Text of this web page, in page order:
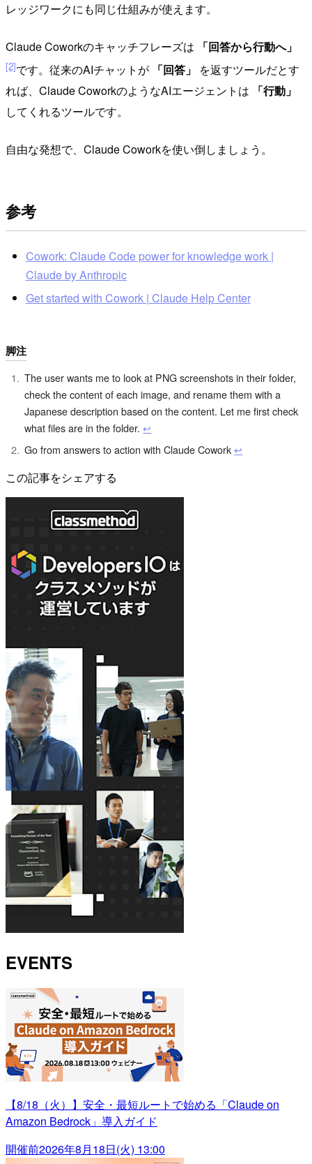
レッジワークにも同じ仕組みが使えます。
Claude Coworkのキャッチフレーズは 「回答から行動へ」
[2]です。従来のAIチャットが 「回答」
を返すツールだとす
れば、Claude CoworkのようなAIエージェントは
「行動」
してくれるツールです。
自由な発想で、Claude Coworkを使い倒しましょう。
参考
Cowork: Claude Code power for knowledge work |
Claude by Anthropic
Get started with Cowork | Claude Help Center
脚注
The user wants me to look at PNG screenshots in their folder,
check the content of each image, and rename them with a
Japanese description based on the content. Let me first check
what files are in the folder.↩︎
Go from answers to action with Claude Cowork↩︎
この記事をシェアする
EVENTS
【8/18（火）】安全・最短ルートで始める「Claude on
Amazon Bedrock」導入ガイド
開催前2026年8月18日(火) 13:00